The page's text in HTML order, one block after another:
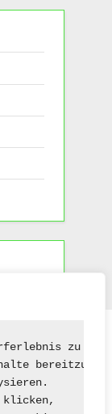
zu
klicken,